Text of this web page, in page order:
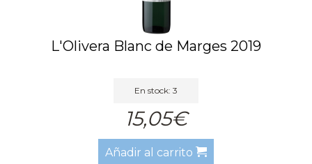
L'Olivera Blanc de Marges 2019
En stock: 3
15,05€
Añadir al carrito